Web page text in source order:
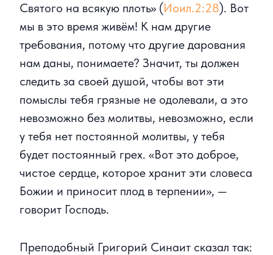
Святого на всякую плоть» (Иоил.2:28). Вот
мы в это время живём! К нам другие
требования, потому что другие дарования
нам даны, понимаете? Значит, ты должен
следить за своей душой, чтобы вот эти
помыслы тебя грязные не одолевали, а это
невозможно без молитвы, невозможно, если
у тебя нет постоянной молитвы, у тебя
будет постоянный грех. «Вот это доброе,
чистое сердце, которое хранит эти словеса
Божии и приносит плод в терпении», —
говорит Господь.
Преподобный Григорий Синаит сказал так: